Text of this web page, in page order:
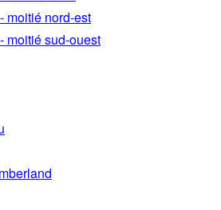
moitié nord-est
moitié sud-ouest